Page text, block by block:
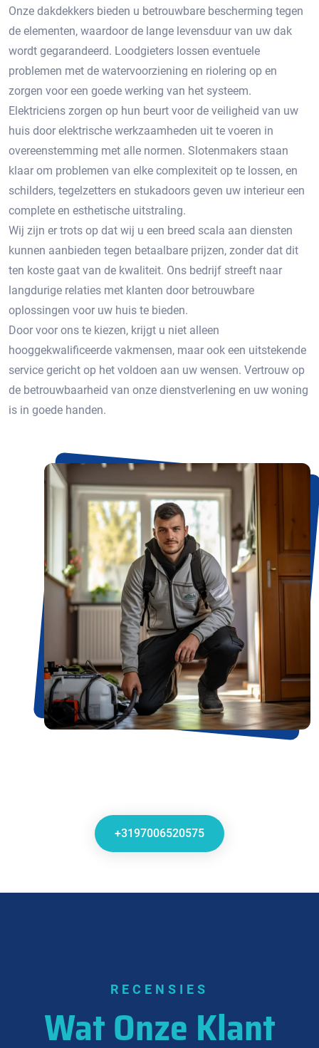
Onze dakdekkers bieden u betrouwbare bescherming tegen
de elementen, waardoor de lange levensduur van uw dak
wordt gegarandeerd. Loodgieters lossen eventuele
problemen met de watervoorziening en riolering op en
zorgen voor een goede werking van het systeem.
Elektriciens zorgen op hun beurt voor de veiligheid van uw
huis door elektrische werkzaamheden uit te voeren in
overeenstemming met alle normen. Slotenmakers staan ​​
klaar om problemen van elke complexiteit op te lossen, en
schilders, tegelzetters en stukadoors geven uw interieur een
complete en esthetische uitstraling.
Wij zijn er trots op dat wij u een breed scala aan diensten
kunnen aanbieden tegen betaalbare prijzen, zonder dat dit
ten koste gaat van de kwaliteit. Ons bedrijf streeft naar
langdurige relaties met klanten door betrouwbare
oplossingen voor uw huis te bieden.
Door voor ons te kiezen, krijgt u niet alleen
hooggekwalificeerde vakmensen, maar ook een uitstekende
service gericht op het voldoen aan uw wensen. Vertrouw op
de betrouwbaarheid van onze dienstverlening en uw woning
is in goede handen.
+3197006520575
RECENSIES
Wat Onze Klant